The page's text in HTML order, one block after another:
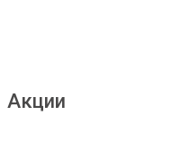
Акции